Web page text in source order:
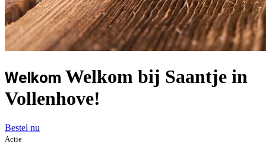
Welkom Welkom bij Saantje in
Vollenhove!
Bestel nu
Actie